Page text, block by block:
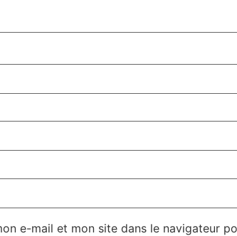
e-mail et mon site dans le navigateur